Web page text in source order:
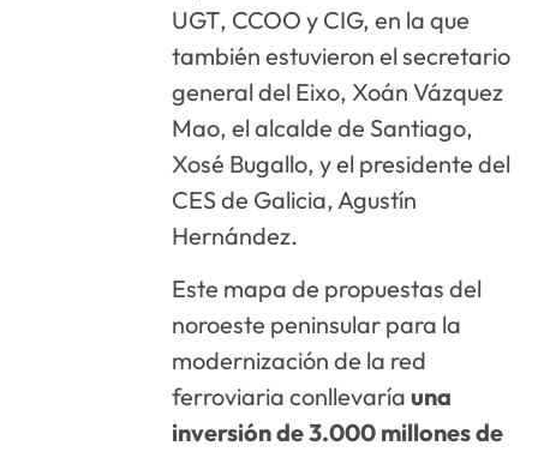
UGT, CCOO y CIG, en la que
también estuvieron el secretario
general del Eixo, Xoán Vázquez
Mao, el alcalde de Santiago,
Xosé Bugallo, y el presidente del
CES de Galicia, Agustín
Hernández.
Este mapa de propuestas del
noroeste peninsular para la
modernización de la red
ferroviaria conllevaríauna
inversión de 3.000 millones de